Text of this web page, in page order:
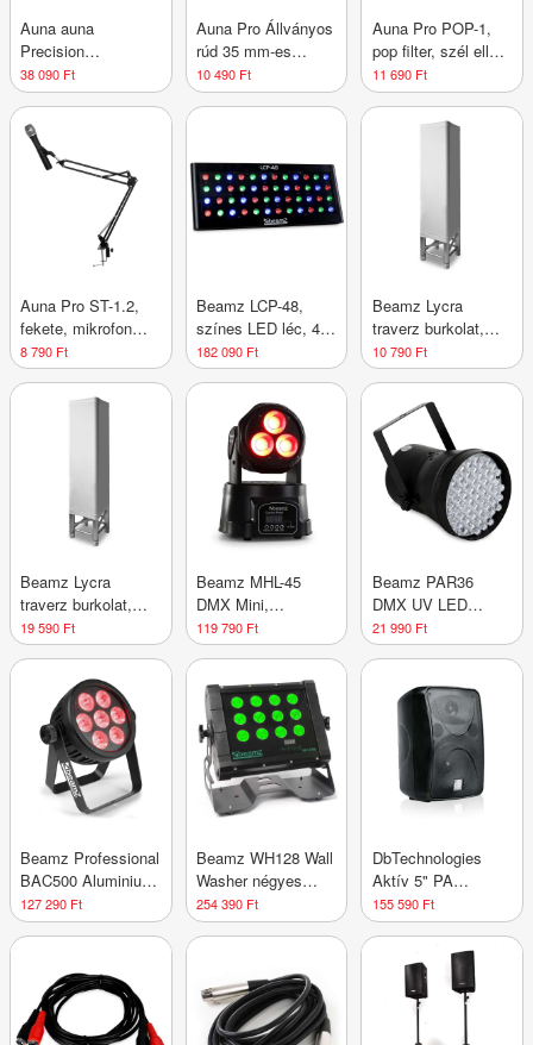
Auna auna
Precision
Kondensator-
Mikrofon navy blau
38 090 Ft
Auna Pro Állványos
rúd 35 mm-es
sztatív számára, 80
cm-es kábelekke
10 490 Ft
Auna Pro POP-1,
pop filter, szél elleni
védelem, fekete
11 690 Ft
Auna Pro ST-1.2,
fekete, mikrofon
kar, tartó
mechanikus
rögzítéssel, 1,5 kg,
8 790 Ft
Beamz LCP-48,
színes LED léc, 48
x 1 W RGW, DMX
182 090 Ft
Beamz Lycra
traverz burkolat,
100 cm, 4 pontos
traverzhez, fehér
10 790 Ft
Beamz Lycra
traverz burkolat,
200 cm, 4 pontos
traverzhez, fehér
19 590 Ft
Beamz MHL-45
DMX Mini,
mozgófej, wash, 3 x
15 W, COB LED,
119 790 Ft
Beamz PAR36
DMX UV LED
effektus
21 990 Ft
Beamz Professional
BAC500 Aluminium,
ProPar, 7 x 14W 1
LED diódában,
fekete
127 290 Ft
Beamz WH128 Wall
Washer négyes
LED, 12 x 8W,
IP65, DMX
254 390 Ft
DbTechnologies
Aktív 5" PA
hangszóró K70 50
W RMS/100 W
csúcsteljesítmény
155 590 Ft